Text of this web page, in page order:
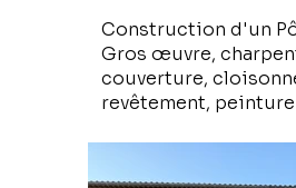
Construction d'un
Gros œuvre,
couverture,
revêtement, peinture